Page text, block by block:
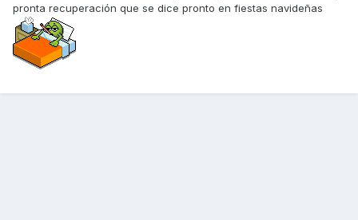
pronta recuperación que se dice pronto en fiestas navideñas